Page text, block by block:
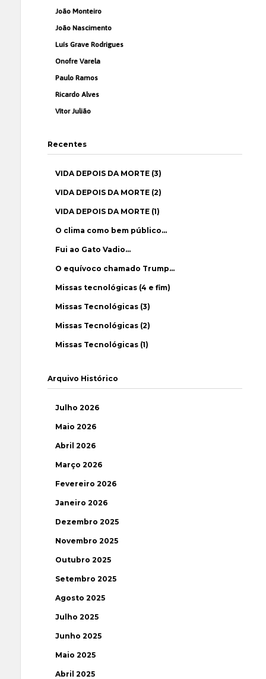
João Monteiro
João Nascimento
Luís Grave Rodrigues
Onofre Varela
Paulo Ramos
Ricardo Alves
Vítor Julião
Recentes
VIDA DEPOIS DA MORTE (3)
VIDA DEPOIS DA MORTE (2)
VIDA DEPOIS DA MORTE (1)
O clima como bem público…
Fui ao Gato Vadio…
O equívoco chamado Trump…
Missas tecnológicas (4 e fim)
Missas Tecnológicas (3)
Missas Tecnológicas (2)
Missas Tecnológicas (1)
Arquivo Histórico
Julho 2026
Maio 2026
Abril 2026
Março 2026
Fevereiro 2026
Janeiro 2026
Dezembro 2025
Novembro 2025
Outubro 2025
Setembro 2025
Agosto 2025
Julho 2025
Junho 2025
Maio 2025
Abril 2025